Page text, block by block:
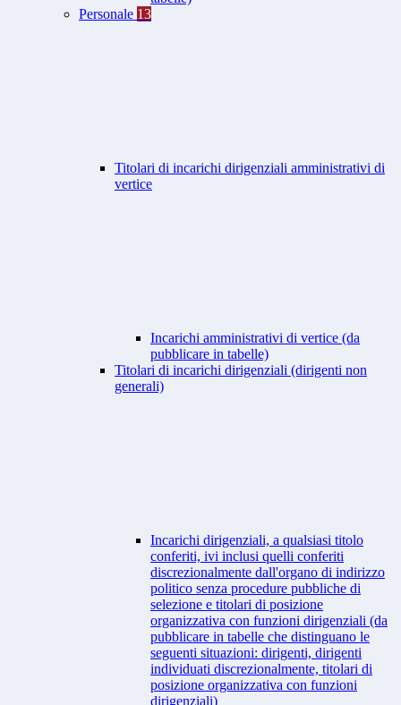
Personale 13
Titolari di incarichi dirigenziali amministrativi di
vertice
Incarichi amministrativi di vertice (da
pubblicare in tabelle)
Titolari di incarichi dirigenziali (dirigenti non
generali)
Incarichi dirigenziali, a qualsiasi titolo
conferiti, ivi inclusi quelli conferiti
discrezionalmente dall'organo di indirizzo
politico senza procedure pubbliche di
selezione e titolari di posizione
organizzativa con funzioni dirigenziali (da
pubblicare in tabelle che distinguano le
seguenti situazioni: dirigenti, dirigenti
individuati discrezionalmente, titolari di
posizione organizzativa con funzioni
dirigenziali)